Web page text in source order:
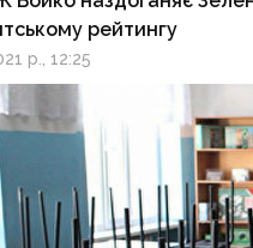
рейтингу
р., 12:25